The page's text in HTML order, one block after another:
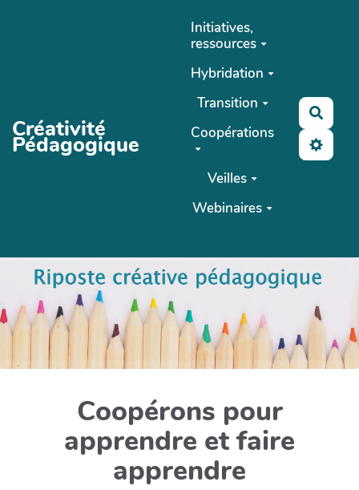
Créativité
Pédagogique
Initiatives,
ressources
Hybridation
Transition
Coopérations
Veilles
Webinaires
Coopérons pour
apprendre et faire
apprendre